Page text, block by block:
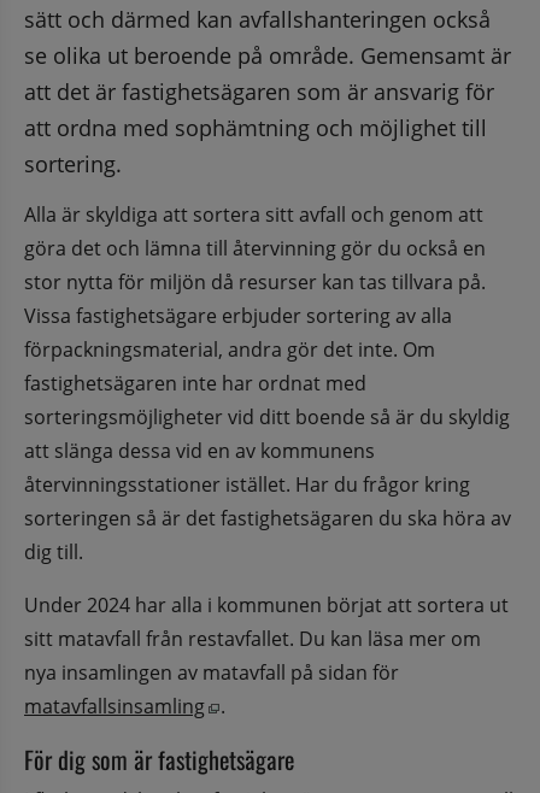
sätt och därmed kan avfallshanteringen också
se olika ut beroende på område. Gemensamt är
att det är fastighetsägaren som är ansvarig för
att ordna med sophämtning och möjlighet till
sortering.
Alla är skyldiga att sortera sitt avfall och genom att
göra det och lämna till återvinning gör du också en
stor nytta för miljön då resurser kan tas tillvara på.
Vissa fastighetsägare erbjuder sortering av alla
förpackningsmaterial, andra gör det inte. Om
fastighetsägaren inte har ordnat med
sorteringsmöjligheter vid ditt boende så är du skyldig
att slänga dessa vid en av kommunens
återvinningsstationer istället. Har du frågor kring
sorteringen så är det fastighetsägaren du ska höra av
dig till.
Under 2024 har alla i kommunen börjat att sortera ut
sitt matavfall från restavfallet. Du kan läsa mer om
matavfallsinsamling
Öppnas i nytt fönster.
.
För dig som är fastighetsägare